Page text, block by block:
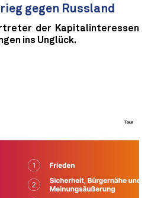
gegen Russland
der Kapitalinteressen
ins Unglück.